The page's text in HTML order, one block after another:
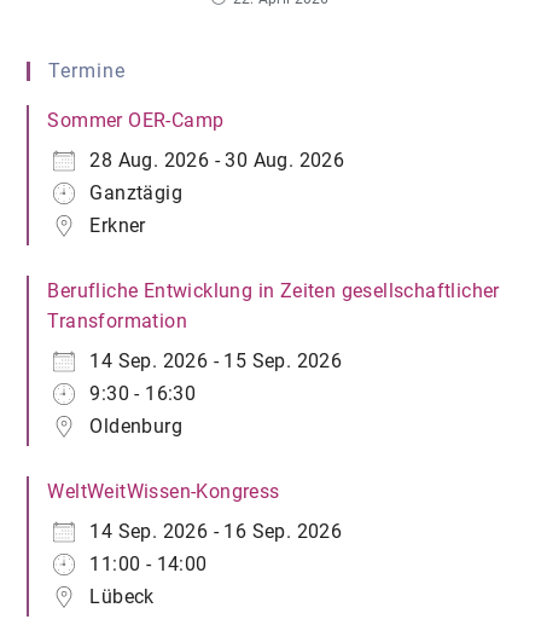
Termine
Sommer OER-Camp
28 Aug. 2026 - 30 Aug. 2026
Ganztägig
Erkner
Berufliche Entwicklung in Zeiten gesellschaftlicher
Transformation
14 Sep. 2026 - 15 Sep. 2026
9:30 - 16:30
Oldenburg
WeltWeitWissen-Kongress
14 Sep. 2026 - 16 Sep. 2026
11:00 - 14:00
Lübeck